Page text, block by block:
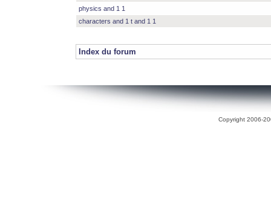
physics and 1 1
characters and 1 t and 1 1
Index du forum
Copyright 2006-